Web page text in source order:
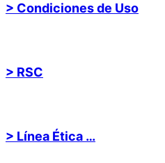
> Condiciones de Uso
> RSC
> Línea Ética …